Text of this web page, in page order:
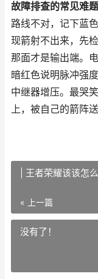
故障排查的常见难题
路线不对，记下蓝
现箭射不出来，先
那面才是输出端。
暗红色说明脉冲强
中继器增压。最哭
上，被自己的箭阵送
| 王者荣耀该该怎
« 上一篇
没有了！